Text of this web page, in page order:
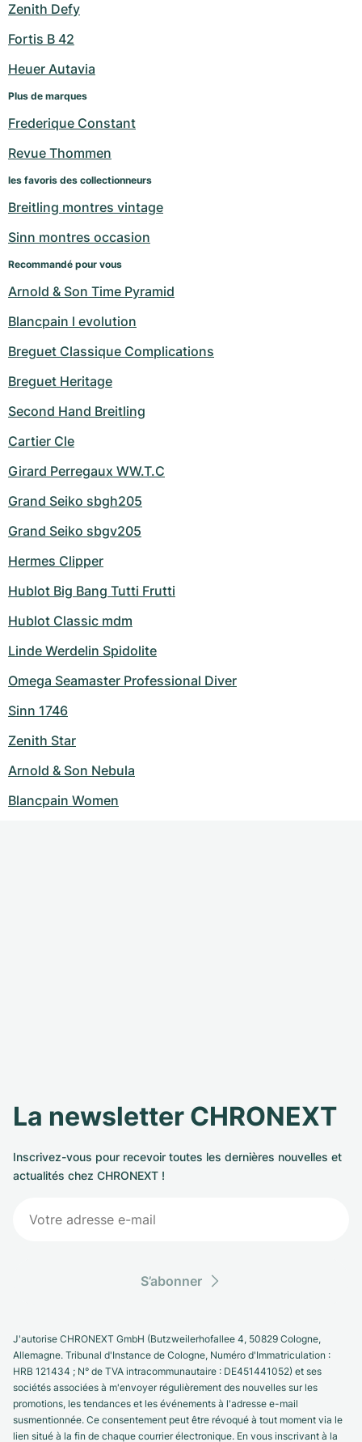
Zenith Defy
Fortis B 42
Heuer Autavia
Plus de marques
Frederique Constant
Revue Thommen
les favoris des collectionneurs
Breitling montres vintage
Sinn montres occasion
Recommandé pour vous
Arnold & Son Time Pyramid
Blancpain l evolution
Breguet Classique Complications
Breguet Heritage
Second Hand Breitling
Cartier Cle
Girard Perregaux WW.T.C
Grand Seiko sbgh205
Grand Seiko sbgv205
Hermes Clipper
Hublot Big Bang Tutti Frutti
Hublot Classic mdm
Linde Werdelin Spidolite
Omega Seamaster Professional Diver
Sinn 1746
Zenith Star
Arnold & Son Nebula
Blancpain Women
La newsletter CHRONEXT
Inscrivez-vous pour recevoir toutes les dernières nouvelles et
actualités chez CHRONEXT !
S’abonner
J'autorise CHRONEXT GmbH (Butzweilerhofallee 4, 50829 Cologne,
Allemagne. Tribunal d'Instance de Cologne, Numéro d'Immatriculation :
HRB 121434 ; N° de TVA intracommunautaire : DE451441052) et ses
sociétés associées à m'envoyer régulièrement des nouvelles sur les
promotions, les tendances et les événements à l'adresse e-mail
susmentionnée. Ce consentement peut être révoqué à tout moment via le
lien situé à la fin de chaque courrier électronique. En vous inscrivant à la